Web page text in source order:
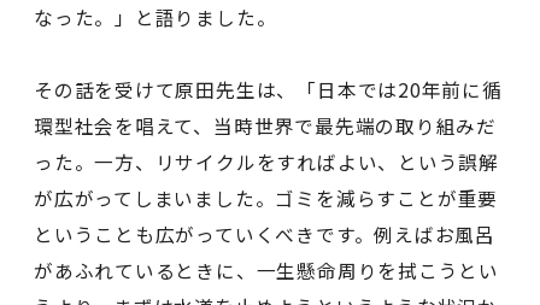
なった。」と語りました。
その話を受けて原田先生は、「日本では20年前に循
環型社会を唱えて、当時世界で最先端の取り組みだ
った。一方、リサイクルをすればよい、という誤解
が広がってしまいました。ゴミを減らすことが重要
ということも広がっていくべきです。例えばお風呂
があふれているときに、一生懸命周りを拭こうとい